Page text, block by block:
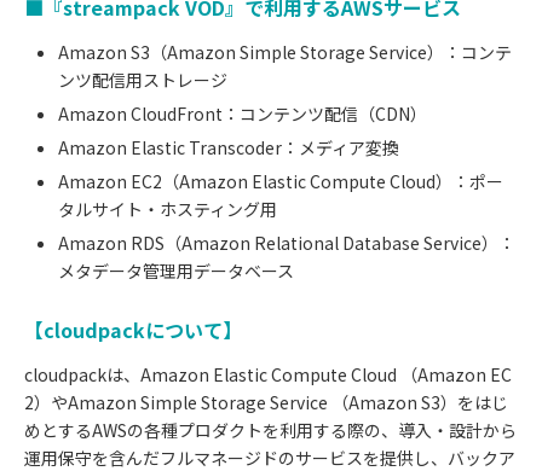
■『streampack VOD』で利用するAWSサービス
Amazon S3（Amazon Simple Storage Service）：コンテ
ンツ配信用ストレージ
Amazon CloudFront：コンテンツ配信（CDN）
Amazon Elastic Transcoder：メディア変換
Amazon EC2（Amazon Elastic Compute Cloud）：ポー
タルサイト・ホスティング用
Amazon RDS（Amazon Relational Database Service）：
メタデータ管理用データベース
【cloudpackについて】
cloudpackは、Amazon Elastic Compute Cloud （Amazon EC
2）やAmazon Simple Storage Service （Amazon S3）をはじ
めとするAWSの各種プロダクトを利用する際の、導入・設計から
運用保守を含んだフルマネージドのサービスを提供し、バックア